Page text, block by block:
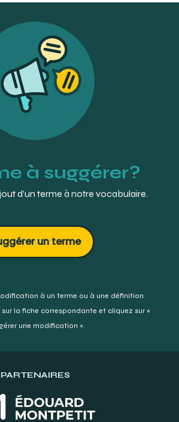
sur le contrôle des infections,
wp-
11/controle-des-infections-
Dental Instruments: A Pocket
2e éd. Lippincott Williams &
26-27
Packet. University of California,
Society. p. 5.
canules-safejet-pour-
0757.html
à suggérer?
d’un terme à notre vocabulaire.
un terme
à un terme ou à une définition
la fiche correspondante et cliquez sur «
une modification ».
PARTENAIRES